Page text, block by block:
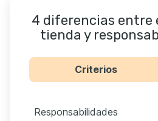
4 diferencias entre
tienda y
Criterios
Responsabilidades